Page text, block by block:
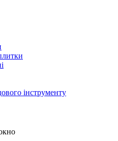
інструменту